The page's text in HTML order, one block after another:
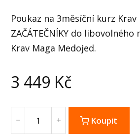
Poukaz na 3měsíční kurz
ZAČÁTEČNÍKY do
Krav Maga Medojed.
3 449 Kč
Koupit